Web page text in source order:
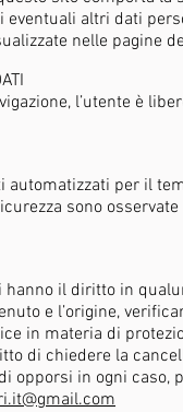
eventuali altri dati
nelle pagine
l’utente è
per il
sono
il diritto in
e l’origine,
in materia di
di chiedere la
opporsi in ogni